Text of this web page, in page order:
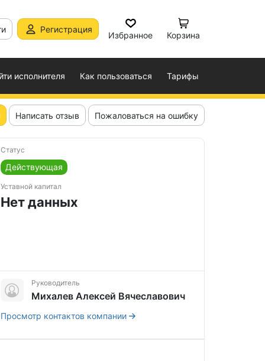
Регистрация
Избранное Корзина
исполнителя Как пользоваться Тарифы
Написать отзыв Пожаловаться на ошибку
Статус
Действующая
Уставной капитал
Нет данных
Руководитель
Михалев Алексей Вячеславович
Просмотр контактов компании